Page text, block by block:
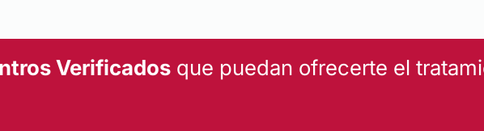
Verificadosque puedan ofrecerte el